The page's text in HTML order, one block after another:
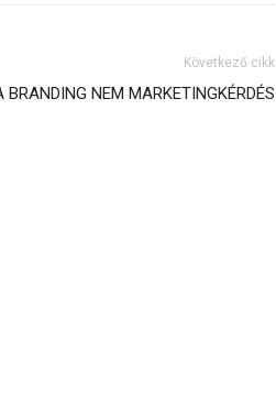
Következő cikk
BRANDING NEM MARKETINGKÉRDÉS